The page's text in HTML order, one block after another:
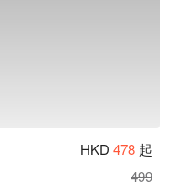
HKD 478 起
499